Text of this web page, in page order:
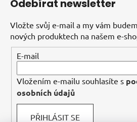
Odebírat newsletter
Vložte svůj e-mail a my vám
nových produktech na našem e-
E-mail
Vložením e-mailu souhlasíte s
osobních údajů
PŘIHLÁSIT SE